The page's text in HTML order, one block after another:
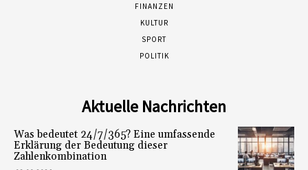
FINANZEN
KULTUR
SPORT
POLITIK
Aktuelle Nachrichten
Was bedeutet 24/7/365? Eine umfassende
Erklärung der Bedeutung dieser
Zahlenkombination